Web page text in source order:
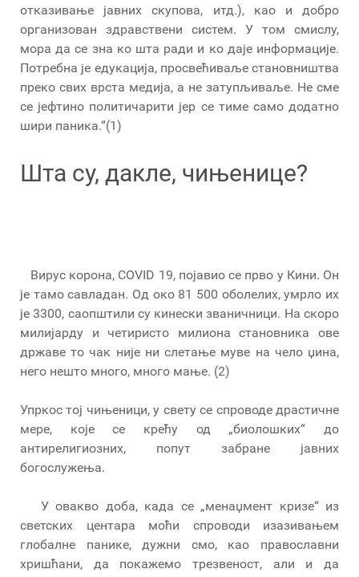
отказивање јавних скупова, итд.), као и добро
организован здравствени систем. У том смислу,
мора да се зна ко шта ради и ко даје информације.
Потребна је едукација, просвећиваље становништва
преко свих врста медија, а не затупљиваље. Не сме
се јефтино политичарити јер се тиме само додатно
шири паника.“(1)
Шта су, дакле, чињенице?
Вирус корона, COVID 19, појавио се прво у Кини. Он
је тамо савладан. Од око 81 500 оболелих, умрло их
је 3300, саопштили су кинески званичници. На скоро
милијарду и четиристо милиона становника ове
државе то чак није ни слетање муве на чело џина,
него нешто много, много мање. (2)
Упркос тој чињеници, у свету се спроводе драстичне
мере, које се крећу од „биолошких“ до
антирелигиозних, попут забране јавних
богослужења.
У овакво доба, када се „менаџмент кризе“ из
светских центара моћи спроводи изазивањем
глобалне панике, дужни смо, као православни
хришћани, да покажемо трезвеност, али и да